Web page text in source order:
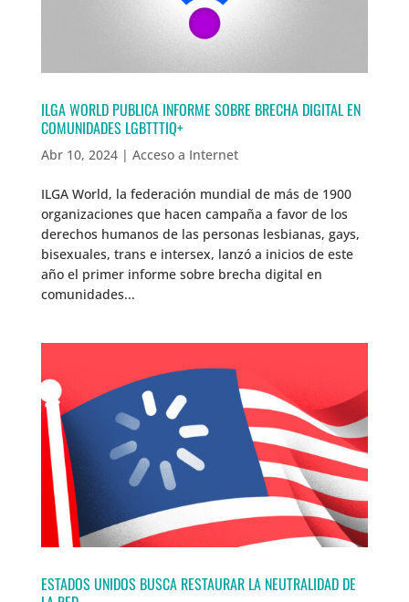
ILGA WORLD PUBLICA INFORME SOBRE BRECHA DIGITAL EN
COMUNIDADES LGBTTTIQ+
Abr 10, 2024| Acceso a Internet
ILGA World, la federación mundial de más de 1900
organizaciones que hacen campaña a favor de los
derechos humanos de las personas lesbianas, gays,
bisexuales, trans e intersex, lanzó a inicios de este
año el primer informe sobre brecha digital en
comunidades...
ESTADOS UNIDOS BUSCA RESTAURAR LA NEUTRALIDAD DE